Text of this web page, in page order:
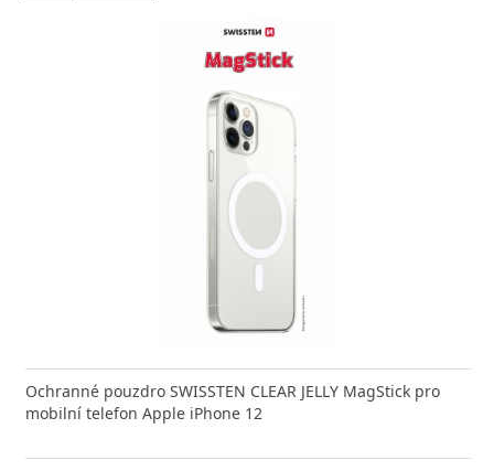
Ochranné pouzdro SWISSTEN CLEAR JELLY MagStick pro
mobilní telefon Apple iPhone 12